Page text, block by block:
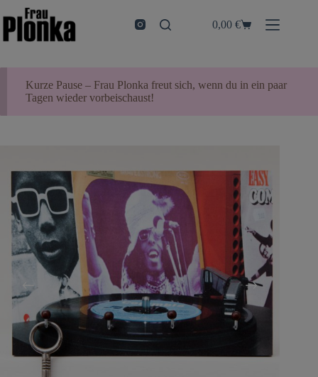
Inhalt
springen
Warenkorb
0,00€
Kurze Pause – Frau Plonka freut sich, wenn du in ein paar
Tagen wieder vorbeischaust!